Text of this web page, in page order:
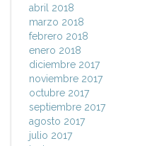
abril 2018
marzo 2018
febrero 2018
enero 2018
diciembre 2017
noviembre 2017
octubre 2017
septiembre 2017
agosto 2017
julio 2017